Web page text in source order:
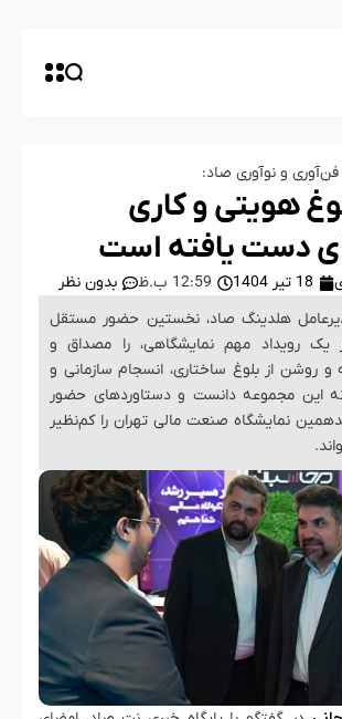
و نوآوری صاد:
هویتی و کاری
دست یافته است
18 تیر 1404 12:59 ب.ظ
بدون نظر
هلدینگ صاد، نخستین حضور مستقل
یک رویداد مهم نمایشگاهی، را مصداق و
و روشن از بلوغ ساختاری، انسجام سازمانی و
این مجموعه دانست و دستاوردهای حضور
نمایشگاه صنعت مالی تهران را کم‌نظیر